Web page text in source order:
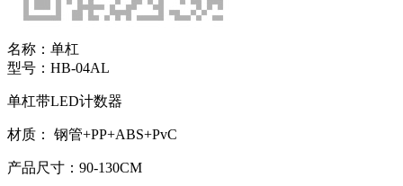
名称： 单杠
型号： HB-04AL
单杠带LED计数器
材质： 钢管+PP+ABS+PvC
产品尺寸：90-130CM